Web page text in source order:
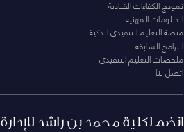
نموذج الكفاءات القيادية
الدبلومات المهنية
منصة التعليم التنفيذي الذكية
البرامج السابقة
ملخصات التعليم التنقيذي
اتصل بنا
انضم لكلية محمد بن راشد للإدارة